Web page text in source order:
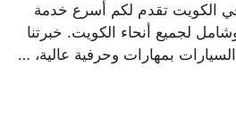
تقدم لكم أسرع خدمة
أنحاء الكويت. خبرتنا
بمهارات وحرفية عالية، …